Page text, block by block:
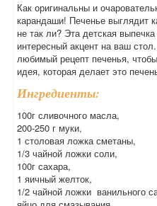
Как оригинальны и
карандаши! Печенье выглядит
не так ли? Эта детская
интересный акцент на ваш
любимый рецепт печенья,
идея, которая делает это
Ингредиенты:
100г сливочного масла,
200-250 г муки,
1 столовая ложка сметаны,
1/3 чайной ложки соли,
100г сахара,
1 яичный желток,
1/2 чайной ложки ванильного